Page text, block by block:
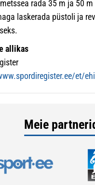
rada 35 m ja 50
laskerada püstoli ja
allikas
et/
Meie